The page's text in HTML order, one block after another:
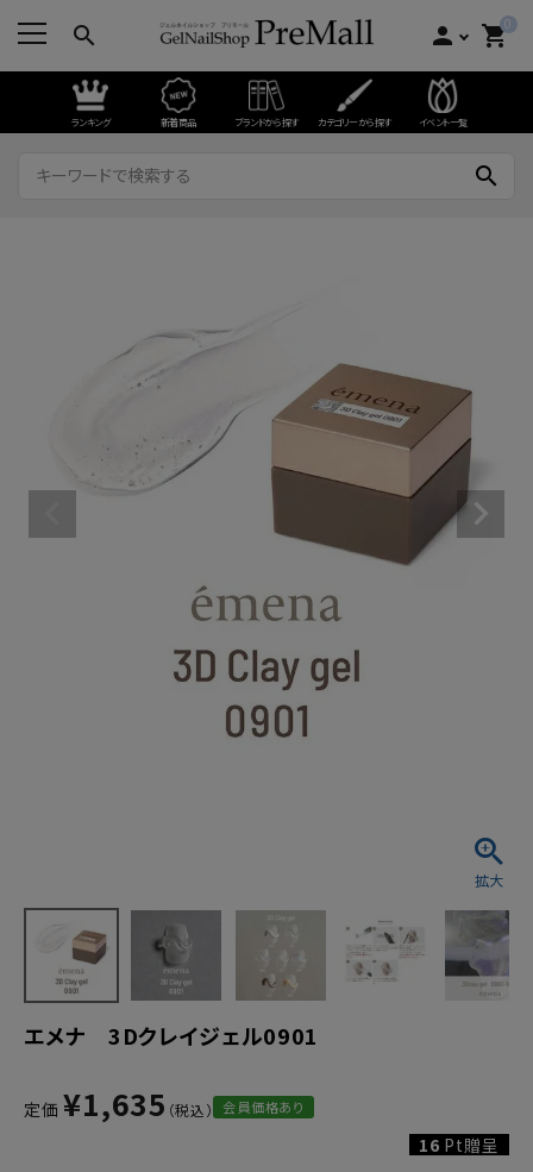
search person 0
shopping_cart
ランキング 新着商品 ブランドから探す カテゴリーから探す イベント一覧
search
エメナ 3Dクレイジェル0901
定価 ¥1,635 会員価格あり
16 Pt贈呈